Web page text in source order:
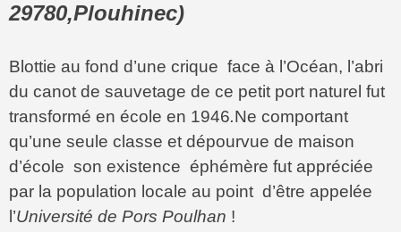
29780,Plouhinec)
Blottie au fond d’une crique face à l’Océan, l’abri
du canot de sauvetage de ce petit port naturel fut
transformé en école en 1946.Ne comportant
qu’une seule classe et dépourvue de maison
d’école son existence éphémère fut appréciée
par la population locale au point d’être appelée
l’Université de Pors Poulhan !